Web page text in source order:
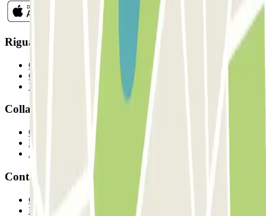
Riguardo a Parclcik
Chi siamo
Come funziona?
I Nostri Parcheggi
Collaboriamo?
Collaboratori
Proprietari di parcheggio
Affiliati
Contatto
Contattaci
FAQ